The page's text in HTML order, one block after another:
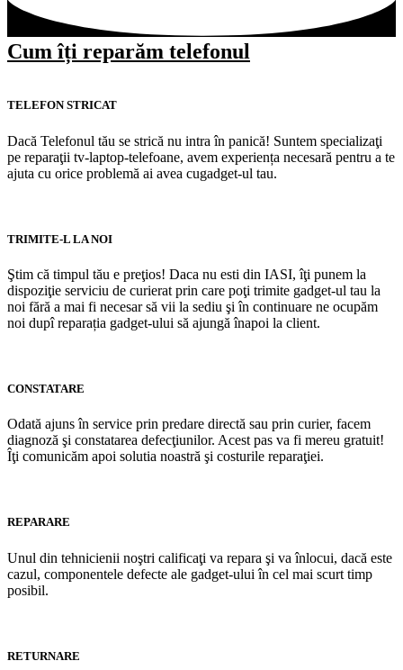
Cum îți reparăm telefonul
TELEFON STRICAT
Dacă Telefonul tău se strică nu intra în panică! Suntem specializaţi
pe reparaţii tv-laptop-telefoane, avem experiența necesară pentru a te
ajuta cu orice problemă ai avea cugadget-ul tau.
TRIMITE-L LA NOI
Ştim că timpul tău e preţios! Daca nu esti din IASI, îţi punem la
dispoziţie serviciu de curierat prin care poţi trimite gadget-ul tau la
noi fără a mai fi necesar să vii la sediu şi în continuare ne ocupăm
noi dupî reparația gadget-ului să ajungă înapoi la client.
CONSTATARE
Odată ajuns în service prin predare directă sau prin curier, facem
diagnoză şi constatarea defecţiunilor. Acest pas va fi mereu gratuit!
Îţi comunicăm apoi solutia noastră şi costurile reparaţiei.
REPARARE
Unul din tehnicienii noştri calificaţi va repara şi va înlocui, dacă este
cazul, componentele defecte ale gadget-ului în cel mai scurt timp
posibil.
RETURNARE